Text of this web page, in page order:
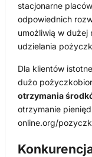
stacjonarne
odpowiednich
umożliwią w dużej
udzielania
Dla klientów
dużo
otrzymania
otrzymanie
online.org/